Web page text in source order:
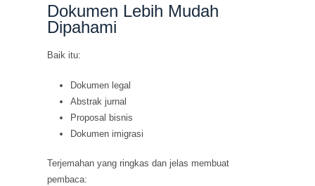
Dokumen Lebih Mudah
Dipahami
Baik itu:
Dokumen legal
Abstrak jurnal
Proposal bisnis
Dokumen imigrasi
Terjemahan yang ringkas dan jelas membuat
pembaca: